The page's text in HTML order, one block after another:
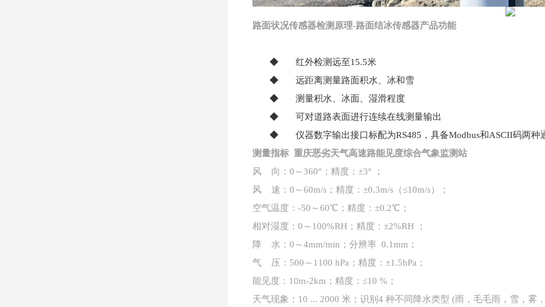
路面状况传感器检测原理-路面结冰传感器产品功能
◆ 红外检测远至15.5米
◆ 远距离测量路面积水、冰和雪
◆ 测量积水、冰面、湿滑程度
◆ 可对道路表面进行连续在线测量输出
◆ 仪器数字输出接口标配为RS485，具备Modbus和ASCII码两种
测量指标重庆恶劣天气高速路能见度综合气象监测站
风
向：0～360°；精度：±3° ；
风
速：0～60m/s；精度：±0.3m/s（≤10m/s）；
空气温度：-50～60℃；精度：±0.2℃；
相对湿度：0～100%RH；精度：±2%RH ；
降
水：0～4mm/min；分辨率 0.1mm；
气
压：500～1100 hPa；精度：±1.5hPa；
能见度： 10m-2km；精度：≤10 %；
天气现象： 10 ... 2000 米；识别4 种不同降水类型 (雨，毛毛雨，雪，雾